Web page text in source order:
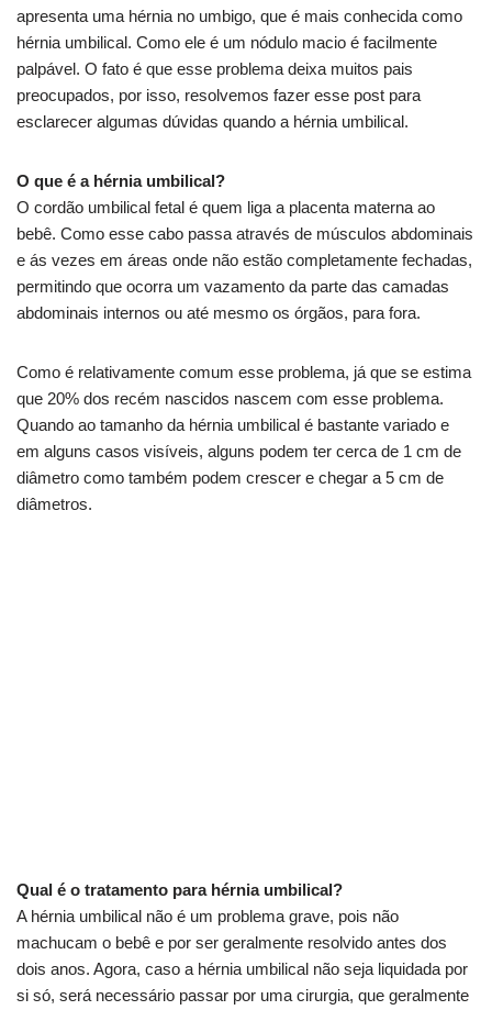
apresenta uma hérnia no umbigo, que é mais conhecida como
hérnia umbilical. Como ele é um nódulo macio é facilmente
palpável. O fato é que esse problema deixa muitos pais
preocupados, por isso, resolvemos fazer esse post para
esclarecer algumas dúvidas quando a hérnia umbilical.
O que é a hérnia umbilical?
O cordão umbilical fetal é quem liga a placenta materna ao
bebê. Como esse cabo passa através de músculos abdominais
e ás vezes em áreas onde não estão completamente fechadas,
permitindo que ocorra um vazamento da parte das camadas
abdominais internos ou até mesmo os órgãos, para fora.
Como é relativamente comum esse problema, já que se estima
que 20% dos recém nascidos nascem com esse problema.
Quando ao tamanho da hérnia umbilical é bastante variado e
em alguns casos visíveis, alguns podem ter cerca de 1 cm de
diâmetro como também podem crescer e chegar a 5 cm de
diâmetros.
Qual é o tratamento para hérnia umbilical?
A hérnia umbilical não é um problema grave, pois não
machucam o bebê e por ser geralmente resolvido antes dos
dois anos. Agora, caso a hérnia umbilical não seja liquidada por
si só, será necessário passar por uma cirurgia, que geralmente